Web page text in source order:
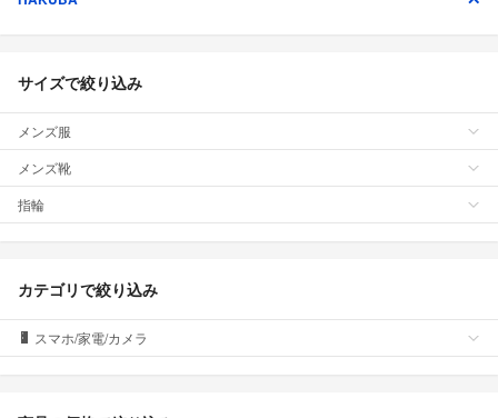
サイズで絞り込み
メンズ服
メンズ靴
指輪
カテゴリで絞り込み
スマホ/家電/カメラ